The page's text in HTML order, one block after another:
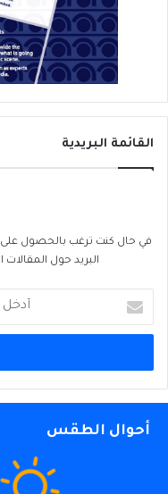
القائمة البريدية
في حال كنت ترغب بالحصول على
البريد حول المقالات
بريدك
الإلكتروني
أحوال الطقس